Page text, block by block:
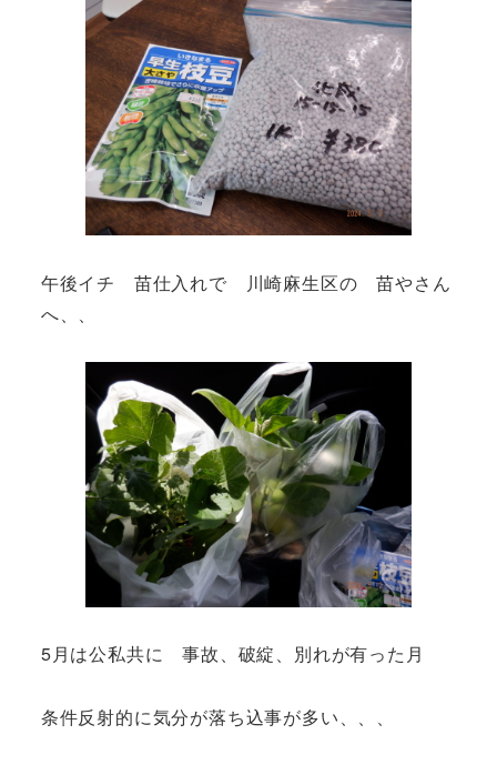
午後イチ 苗仕入れで 川崎麻生区の 苗やさん
へ、、
5月は公私共に 事故、破綻、別れが有った月
条件反射的に気分が落ち込事が多い、、、